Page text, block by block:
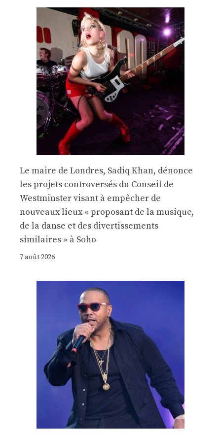
Le maire de Londres, Sadiq Khan, dénonce
les projets controversés du Conseil de
Westminster visant à empêcher de
nouveaux lieux « proposant de la musique,
de la danse et des divertissements
similaires » à Soho
7 août 2026